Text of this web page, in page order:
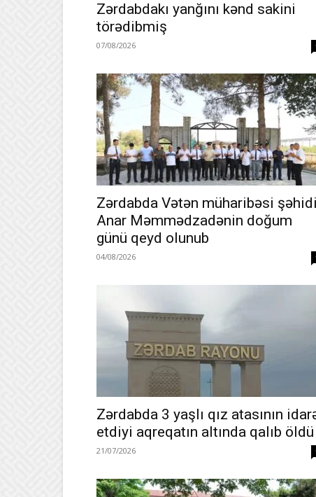
Zərdabdakı yanğını kənd sakini
törədibmiş
07/08/2026
Zərdabda Vətən müharibəsi şəhidi
Anar Məmmədzadənin doğum
günü qeyd olunub
04/08/2026
Zərdabda 3 yaşlı qız atasının
etdiyi aqreqatın altında qalıb öldü
21/07/2026